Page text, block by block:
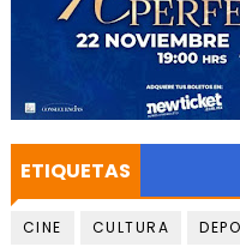
ETIQUETAS
CINE CULTURA